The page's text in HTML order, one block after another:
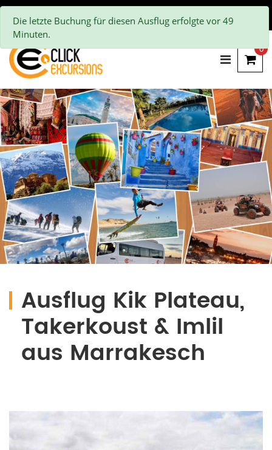
0
Ausflug Kik Plateau,
Takerkoust & Imlil
aus Marrakesch
Die letzte Buchung für diesen Ausflug erfolgte vor 49
Minuten.